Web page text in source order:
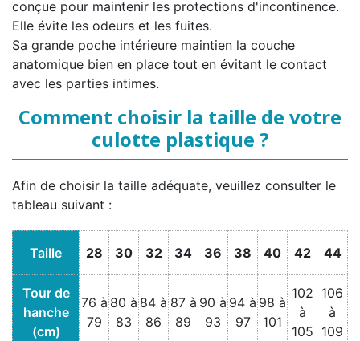
conçue pour maintenir les protections d'incontinence.
Elle évite les odeurs et les fuites.
Sa grande poche intérieure maintien la couche
anatomique bien en place tout en évitant le contact
avec les parties intimes.
Comment choisir la taille de votre
culotte plastique ?
Afin de choisir la taille adéquate, veuillez consulter le
tableau suivant :
Taille 28 30 32 34 36 38 40 42 44
Tour de
hanche
(cm)
76 à
79
80 à
83
84 à
86
87 à
89
90 à
93
94 à
97
98 à
101
102
à
105
106
à
109